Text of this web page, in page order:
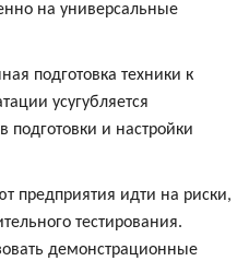
на универсальные
подготовка техники к
усугубляется
подготовки и настройки
предприятия идти на риски,
тестирования.
демонстрационные